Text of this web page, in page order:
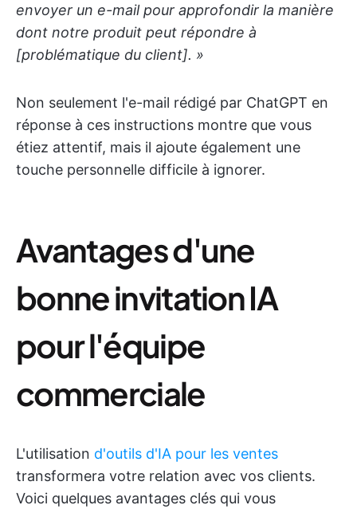
envoyer un e-mail pour approfondir la manière
dont notre produit peut répondre à
[problématique du client]. »
Non seulement l'e-mail rédigé par ChatGPT en
réponse à ces instructions montre que vous
étiez attentif, mais il ajoute également une
touche personnelle difficile à ignorer.
Avantages d'une
bonne invitation IA
pour l'équipe
commerciale
L'utilisation d'outils d'IA pour les ventes
transformera votre relation avec vos clients.
Voici quelques avantages clés qui vous